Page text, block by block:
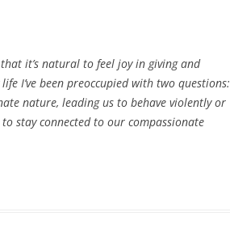
it’s natural to feel joy in giving and
I’ve been preoccupied with two questions:
nature, leading us to behave violently or
stay connected to our compassionate